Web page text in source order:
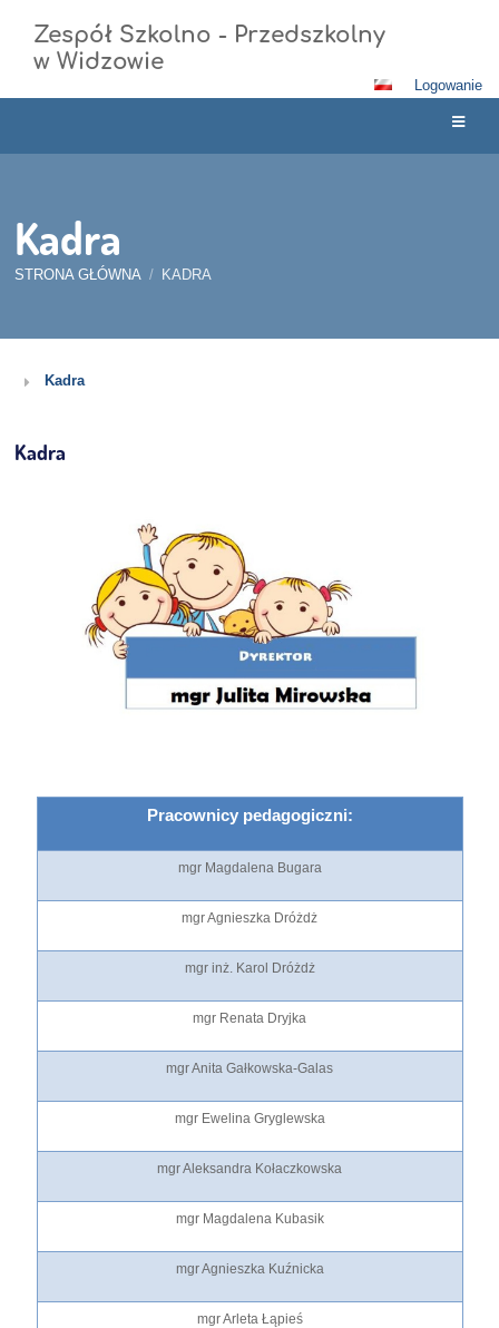
Zespół Szkolno - Przedszkolny
w Widzowie
Logowanie
Kadra
STRONA GŁÓWNA / KADRA
KadraKadra
Kadra
Pracownicy pedagogiczni:
mgr Magdalena Bugara
mgr Agnieszka Dróżdż
mgr inż. Karol Dróżdż
mgr Renata Dryjka
mgr Anita Gałkowska-Galas
mgr Ewelina Gryglewska
mgr Aleksandra Kołaczkowska
mgr Magdalena Kubasik
mgr Agnieszka Kuźnicka
mgr Arleta Łąpieś